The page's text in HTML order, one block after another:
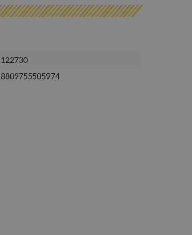
122730
8809755505974